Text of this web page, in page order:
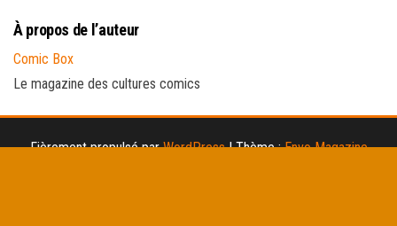
À propos de l’auteur
Comic Box
Le magazine des cultures comics
Fièrement propulsé parWordPress |Thème :Envo Magazine